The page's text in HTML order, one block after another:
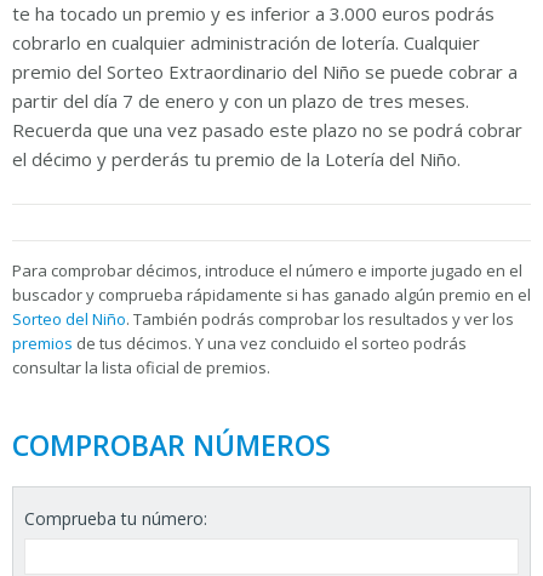
te ha tocado un premio y es inferior a 3.000 euros podrás
cobrarlo en cualquier administración de lotería. Cualquier
premio del Sorteo Extraordinario del Niño se puede cobrar a
partir del día 7 de enero y con un plazo de tres meses.
Recuerda que una vez pasado este plazo no se podrá cobrar
el décimo y perderás tu premio de la Lotería del Niño.
Para comprobar décimos, introduce el número e importe jugado en el
buscador y comprueba rápidamente si has ganado algún premio en el
Sorteo del Niño. También podrás comprobar los resultados y ver los
premios de tus décimos. Y una vez concluido el sorteo podrás
consultar la lista oficial de premios.
COMPROBAR NÚMEROS
Comprueba tu número: